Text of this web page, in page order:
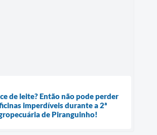
de leite? Então não pode perder
imperdíveis durante a 2ª
de Piranguinho!